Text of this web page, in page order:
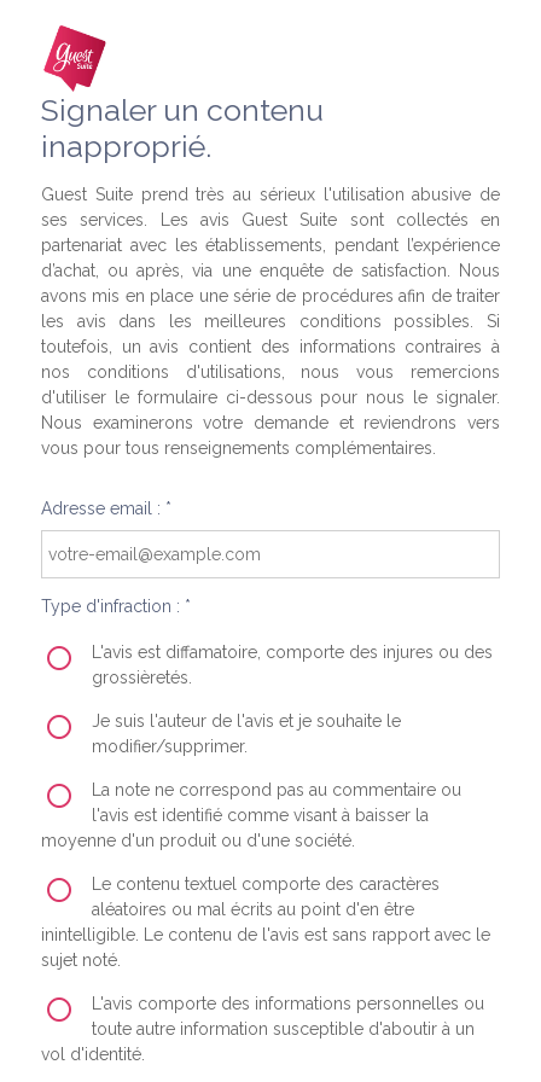
Signaler un contenu
inapproprié.
Guest Suite prend très au sérieux l'utilisation abusive de
ses services. Les avis Guest Suite sont collectés en
partenariat avec les établissements, pendant l’expérience
d’achat, ou après, via une enquête de satisfaction. Nous
avons mis en place une série de procédures afin de traiter
les avis dans les meilleures conditions possibles. Si
toutefois, un avis contient des informations contraires à
nos conditions d'utilisations, nous vous remercions
d'utiliser le formulaire ci-dessous pour nous le signaler.
Nous examinerons votre demande et reviendrons vers
vous pour tous renseignements complémentaires.
Adresse email : *
Type d'infraction : *
L'avis est diffamatoire, comporte des injures ou des
grossièretés.
Je suis l'auteur de l'avis et je souhaite le
modifier/supprimer.
La note ne correspond pas au commentaire ou
l'avis est identifié comme visant à baisser la
moyenne d'un produit ou d'une société.
Le contenu textuel comporte des caractères
aléatoires ou mal écrits au point d'en être
inintelligible. Le contenu de l'avis est sans rapport avec le
sujet noté.
L'avis comporte des informations personnelles ou
toute autre information susceptible d'aboutir à un
vol d'identité.